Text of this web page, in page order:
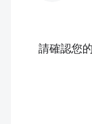
請確認您